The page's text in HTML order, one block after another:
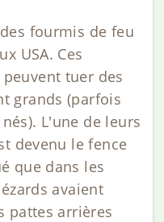
fourmis de feu
USA. Ces
tuer des
grands (parfois
L'une de leurs
devenu le fence
que dans les
avaient
pattes arrières